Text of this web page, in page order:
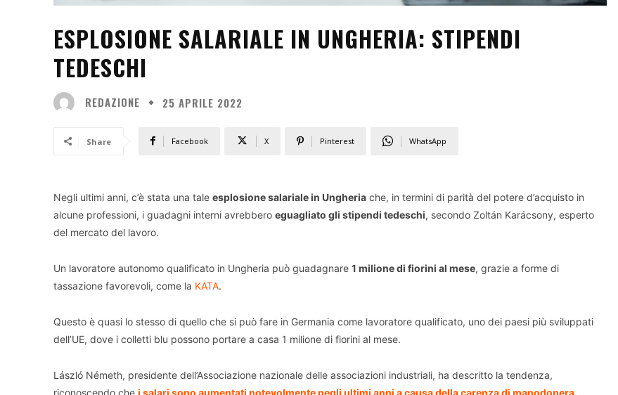
ESPLOSIONE SALARIALE IN UNGHERIA: STIPENDI
TEDESCHI
REDAZIONE 25 APRILE 2022
Share Facebook X Pinterest WhatsApp
Negli ultimi anni, c’è stata una tale esplosione salariale in Ungheria che, in termini di parità del potere d’acquisto in
alcune professioni, i guadagni interni avrebbero eguagliato gli stipendi tedeschi, secondo Zoltán Karácsony, esperto
del mercato del lavoro.
Un lavoratore autonomo qualificato in Ungheria può guadagnare 1 milione di fiorini al mese, grazie a forme di
tassazione favorevoli, come la KATA.
Questo è quasi lo stesso di quello che si può fare in Germania come lavoratore qualificato, uno dei paesi più sviluppati
dell’UE, dove i colletti blu possono portare a casa 1 milione di fiorini al mese.
László Németh, presidente dell’Associazione nazionale delle associazioni industriali, ha descritto la tendenza,
riconoscendo che i salari sono aumentati notevolmente negli ultimi anni a causa della carenza di manodopera.